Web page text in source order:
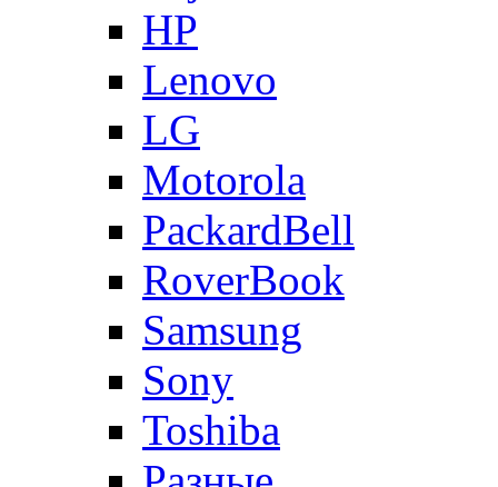
HP
Lenovo
LG
Motorola
PackardBell
RoverBook
Samsung
Sony
Toshiba